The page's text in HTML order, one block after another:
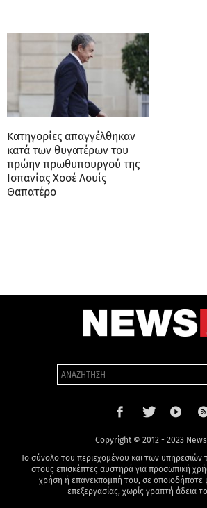
Κατηγορίες απαγγέλθηκαν
κατά των θυγατέρων του
πρώην πρωθυπουργού της
Ισπανίας Χοσέ Λουίς
Θαπατέρο
Copyright © 2012 - 2023
Το σύνολο του περιεχομένου και των υπηρεσιών
στους επισκέπτες αυστηρά για προσωπική
χρήση ή επανεκπομπή του, σε οποιοδήποτε
επεξεργασίας, χωρίς γραπτή άδεια